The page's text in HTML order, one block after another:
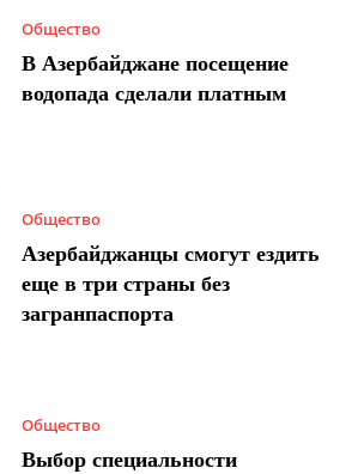
Общество
В Азербайджане посещение
водопада сделали платным
Общество
Азербайджанцы смогут ездить
еще в три страны без
загранпаспорта
Общество
Выбор специальности